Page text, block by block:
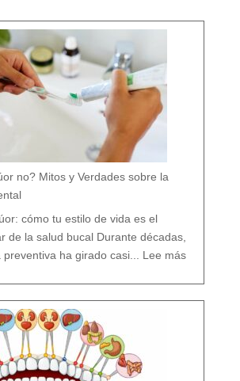
no? Mitos y Verdades sobre la
cómo tu estilo de vida es el
de la salud bucal Durante décadas,
preventiva ha girado casi... Lee más¿Fl
s
í
lú